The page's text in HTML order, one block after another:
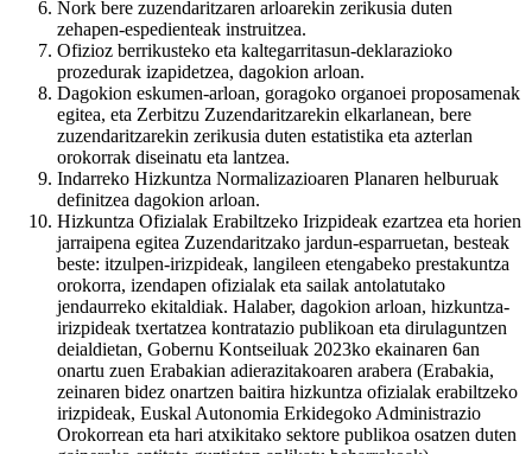
Nork bere zuzendaritzaren arloarekin zerikusia duten
zehapen-espedienteak instruitzea.
Ofizioz berrikusteko eta kaltegarritasun-deklarazioko
prozedurak izapidetzea, dagokion arloan.
Dagokion eskumen-arloan, goragoko organoei proposamenak
egitea, eta Zerbitzu Zuzendaritzarekin elkarlanean, bere
zuzendaritzarekin zerikusia duten estatistika eta azterlan
orokorrak diseinatu eta lantzea.
Indarreko Hizkuntza Normalizazioaren Planaren helburuak
definitzea dagokion arloan.
Hizkuntza Ofizialak Erabiltzeko Irizpideak ezartzea eta horien
jarraipena egitea Zuzendaritzako jardun-esparruetan, besteak
beste: itzulpen-irizpideak, langileen etengabeko prestakuntza
orokorra, izendapen ofizialak eta sailak antolatutako
jendaurreko ekitaldiak. Halaber, dagokion arloan, hizkuntza-
irizpideak txertatzea kontratazio publikoan eta dirulaguntzen
deialdietan, Gobernu Kontseiluak 2023ko ekainaren 6an
onartu zuen Erabakian adierazitakoaren arabera (Erabakia,
zeinaren bidez onartzen baitira hizkuntza ofizialak erabiltzeko
irizpideak, Euskal Autonomia Erkidegoko Administrazio
Orokorrean eta hari atxikitako sektore publikoa osatzen duten